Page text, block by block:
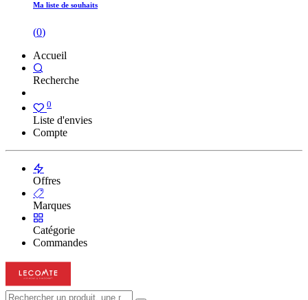
Ma liste de souhaits
(0)
Accueil
Recherche
0
Liste d'envies
Compte
Offres
Marques
Catégorie
Commandes